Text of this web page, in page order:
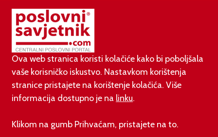
Kineski BYD predstavio luksuznu limuzinu veću od
Mercedesove S-klase, obećava domet do 1.000
kilometara
Ova web stranica koristi kolačiće kako bi poboljšala
vaše korisničko iskustvo. Nastavkom korištenja
stranice pristajete na korištenje kolačića. Više
informacija dostupno je na linku.
Klikom na gumb Prihvaćam, pristajete na to.